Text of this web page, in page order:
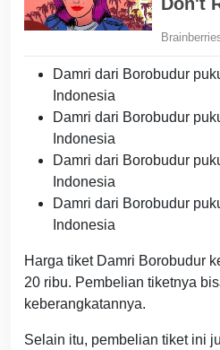
Damri dari Borobudur
Indonesia
Damri dari Borobudur
Indonesia
Damri dari Borobudur
Indonesia
Damri dari Borobudur
Indonesia
Harga tiket Damri Borobudur
20 ribu. Pembelian tiketnya
keberangkatannya.
Selain itu, pembelian tiket ini